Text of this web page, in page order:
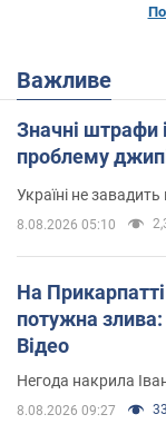
Важливе
Значні штрафи
проблему
Україні не
8.08.2026 05:10
На
потужна злива:
Відео
Негода накрила
8.08.2026 09:27